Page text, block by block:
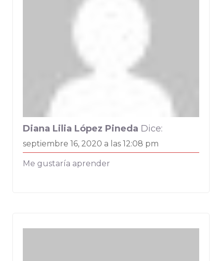
Diana Lilia López Pineda Dice:
septiembre 16, 2020 a las 12:08 pm
Me gustaría aprender